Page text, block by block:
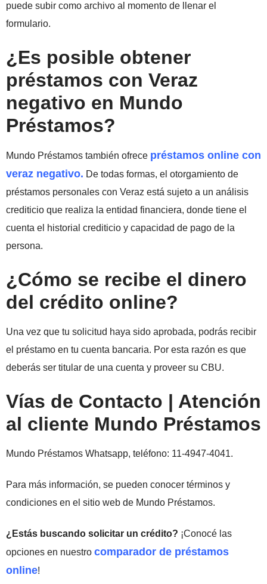
puede subir como archivo al momento de llenar el
formulario.
¿Es posible obtener
préstamos con Veraz
negativo en Mundo
Préstamos?
Mundo Préstamos también ofrece préstamos online con
veraz negativo. De todas formas, el otorgamiento de
préstamos personales con Veraz está sujeto a un análisis
crediticio que realiza la entidad financiera, donde tiene el
cuenta el historial crediticio y capacidad de pago de la
persona.
¿Cómo se recibe el dinero
del crédito online?
Una vez que tu solicitud haya sido aprobada, podrás recibir
el préstamo en tu cuenta bancaria. Por esta razón es que
deberás ser titular de una cuenta y proveer su CBU.
Vías de Contacto | Atención
al cliente Mundo Préstamos
Mundo Préstamos Whatsapp, teléfono: 11-4947-4041.
Para más información, se pueden conocer términos y
condiciones en el sitio web de Mundo Préstamos.
¿Estás buscando solicitar un crédito? ¡Conocé las
opciones en nuestro comparador de préstamos
online!